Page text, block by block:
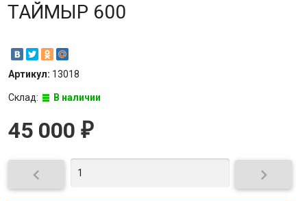
ТАЙМЫР 600
Артикул: 13018
Склад: В наличии
45 000 ₽
 